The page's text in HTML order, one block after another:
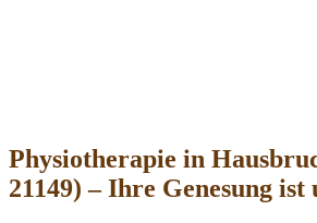
Physiotherapie in
21149) – Ihre Genesung